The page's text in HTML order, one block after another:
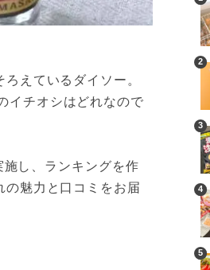
えているダイソー。
イチオシはどれなので
し、ランキングを作
魅力と口コミをお届
2
3
4
5